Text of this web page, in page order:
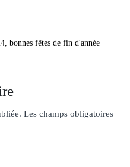
bonnes fêtes de fin d'année
Les champs obligatoires